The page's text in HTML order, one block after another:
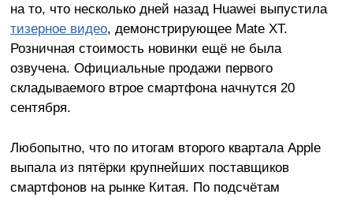
на то, что несколько дней назад Huawei выпустила
тизерное видео, демонстрирующее Mate XT.
Розничная стоимость новинки ещё не была
озвучена. Официальные продажи первого
складываемого втрое смартфона начнутся 20
сентября.
Любопытно, что по итогам второго квартала Apple
выпала из пятёрки крупнейших поставщиков
смартфонов на рынке Китая. По подсчётам